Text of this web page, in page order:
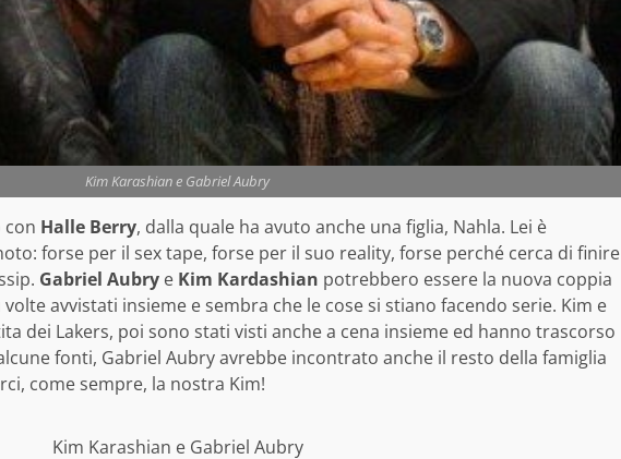
Kim Karashian e Gabriel Aubry
con Halle Berry, dalla quale ha avuto anche una figlia, Nahla. Lei è
forse per il sex tape, forse per il suo reality, forse perché cerca di finire
Gabriel Aubry e Kim Kardashian potrebbero essere la nuova coppia
avvistati insieme e sembra che le cose si stiano facendo serie. Kim e
dei Lakers, poi sono stati visti anche a cena insieme ed hanno trascorso
fonti, Gabriel Aubry avrebbe incontrato anche il resto della famiglia
come sempre, la nostra Kim!
Kim Karashian e Gabriel Aubry